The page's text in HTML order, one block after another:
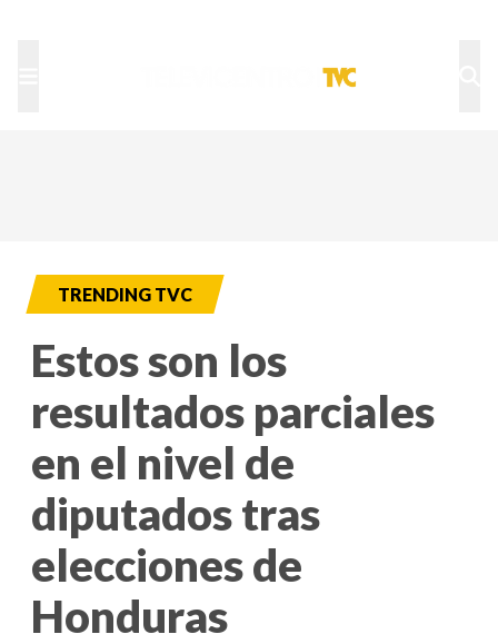
TRENDING TVC
Estos son los
resultados parciales
en el nivel de
diputados tras
elecciones de
Honduras